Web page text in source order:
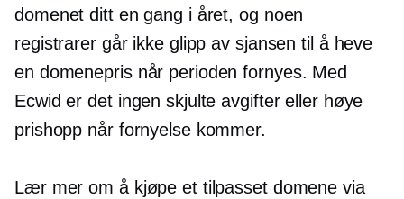
domenet ditt en gang i året, og noen
registrarer går ikke glipp av sjansen til å heve
en domenepris når perioden fornyes. Med
Ecwid er det ingen skjulte avgifter eller høye
prishopp når fornyelse kommer.
Lær mer om å kjøpe et tilpasset domene via